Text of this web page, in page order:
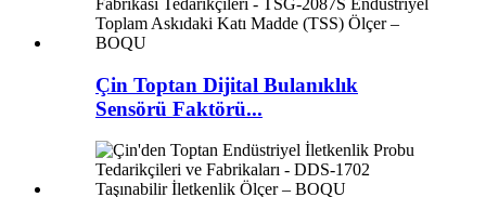
Çin Toptan Dijital Bulanıklık
Sensörü Faktörü...